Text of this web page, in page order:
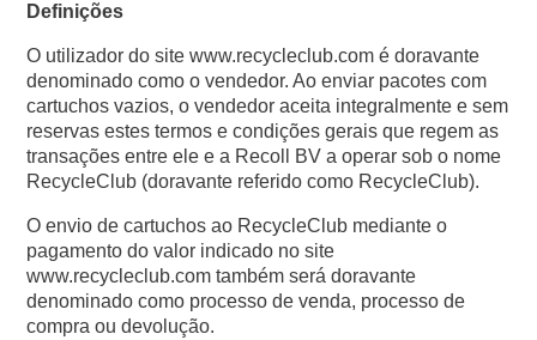
Definições
O utilizador do site www.recycleclub.com é doravante
denominado como o vendedor. Ao enviar pacotes com
cartuchos vazios, o vendedor aceita integralmente e sem
reservas estes termos e condições gerais que regem as
transações entre ele e a Recoll BV a operar sob o nome
RecycleClub (doravante referido como RecycleClub).
O envio de cartuchos ao RecycleClub mediante o
pagamento do valor indicado no site
www.recycleclub.com também será doravante
denominado como processo de venda, processo de
compra ou devolução.